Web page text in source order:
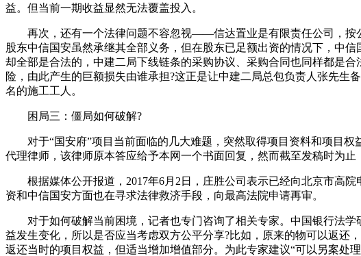
益。但当前一期收益显然无法覆盖投入。
再次，还有一个法律问题不容忽视——信达置业是有限责任公司，按
股东中信国安虽然承继其全部义务，但在股东已足额出资的情况下，中
却全部是合法的，中建二局下线链条的采购协议、采购合同也同样都是
险，由此产生的巨额损失由谁承担?这正是让中建二局总包负责人张先生
名的施工工人。
困局三：僵局如何破解?
对于“国安府”项目当前面临的几大难题，突然取得项目资料和项目权
代理律师，该律师原本答应给予本网一个书面回复，然而截至发稿时为止
根据媒体公开报道，2017年6月2日，庄胜公司表示已经向北京市高院
资和中信国安方面也在寻求法律救济手段，向最高法院申请再审。
对于如何破解当前困境，记者也专门咨询了相关专家。中国银行法学
益发生变化，所以是否应当考虑双方公平分享?比如，原来的物可以返还
返还当时的项目权益，但适当增加增值部分。为此专家建议“可以另案处